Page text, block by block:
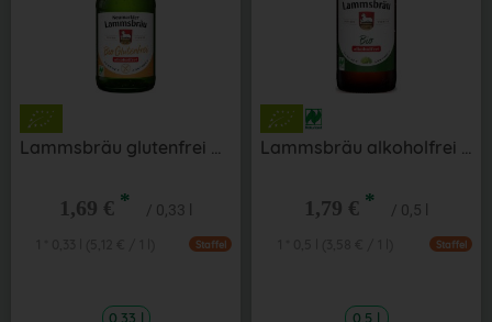
Lammsbräu glutenfrei alkoholfrei 0,33 l
1,69 € * / 0,33 l
Staffel
0,33 l
Lammsbräu alkoholfrei 0,5 l
1,79 € * / 0,5 l
Staffel
0,5 l